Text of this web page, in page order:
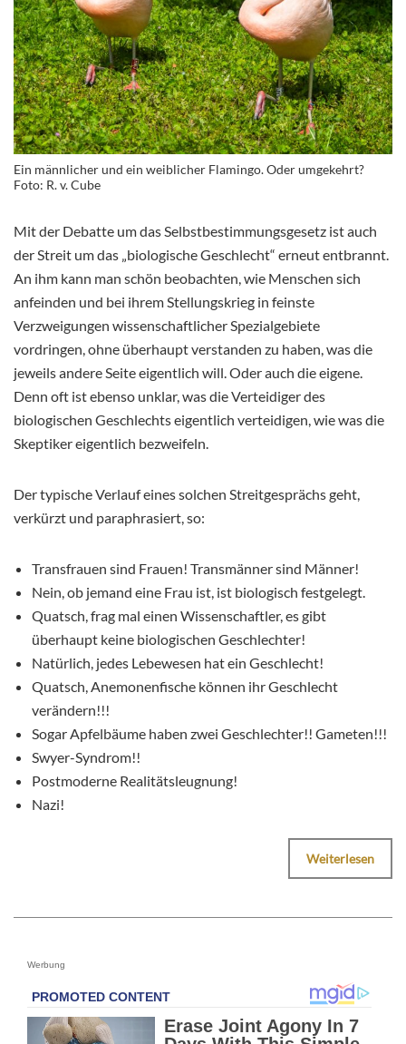
Ein männlicher und ein weiblicher Flamingo. Oder umgekehrt?
Foto: R. v. Cube
Mit der Debatte um das Selbstbestimmungsgesetz ist auch
der Streit um das „biologische Geschlecht“ erneut entbrannt.
An ihm kann man schön beobachten, wie Menschen sich
anfeinden und bei ihrem Stellungskrieg in feinste
Verzweigungen wissenschaftlicher Spezialgebiete
vordringen, ohne überhaupt verstanden zu haben, was die
jeweils andere Seite eigentlich will. Oder auch die eigene.
Denn oft ist ebenso unklar, was die Verteidiger des
biologischen Geschlechts eigentlich verteidigen, wie was die
Skeptiker eigentlich bezweifeln.
Der typische Verlauf eines solchen Streitgesprächs geht,
verkürzt und paraphrasiert, so:
Transfrauen sind Frauen! Transmänner sind Männer!
Nein, ob jemand eine Frau ist, ist biologisch festgelegt.
Quatsch, frag mal einen Wissenschaftler, es gibt
überhaupt keine biologischen Geschlechter!
Natürlich, jedes Lebewesen hat ein Geschlecht!
Quatsch, Anemonenfische können ihr Geschlecht
verändern!!!
Sogar Apfelbäume haben zwei Geschlechter!! Gameten!!!
Swyer-Syndrom!!
Postmoderne Realitätsleugnung!
Nazi!
Weiterlesen
Werbung